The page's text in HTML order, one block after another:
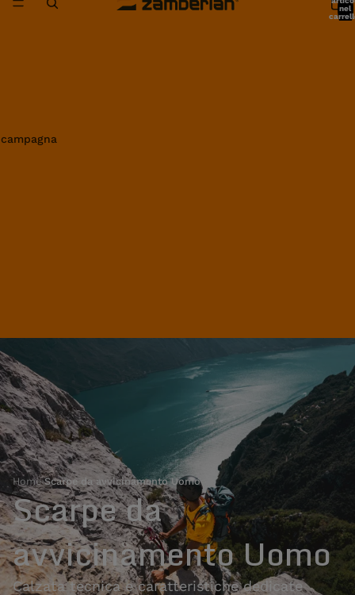
nel
Home›Scarpe da avvicinamento Uomo
Scarpe da
avvicinamento Uomo
Calzata tecnica e caratteristiche dedicate